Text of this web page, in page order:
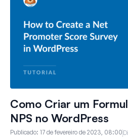
Como Criar um
NPS no WordPress
Publicado: 17 de fevereiro de 2023, 08:00